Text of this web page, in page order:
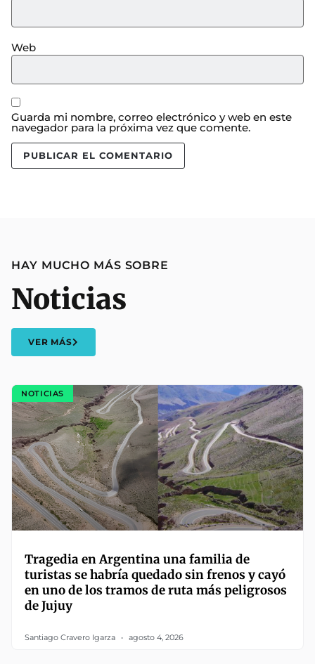
Web
Guarda mi nombre, correo electrónico y web en este
navegador para la próxima vez que comente.
HAY MUCHO MÁS SOBRE
Noticias
VER MÁS
NOTICIAS
Tragedia en Argentina una familia de
turistas se habría quedado sin frenos y cayó
en uno de los tramos de ruta más peligrosos
de Jujuy
Santiago Cravero Igarza agosto 4, 2026